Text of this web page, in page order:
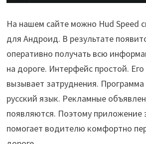
На нашем сайте можно Hud Speed
для Андроид. В результате
оперативно получать всю
на дороге. Интерфейс простой.
вызывает затруднения. Программа
русский язык. Рекламные
появляются. Поэтому приложение
помогает водителю комфортно